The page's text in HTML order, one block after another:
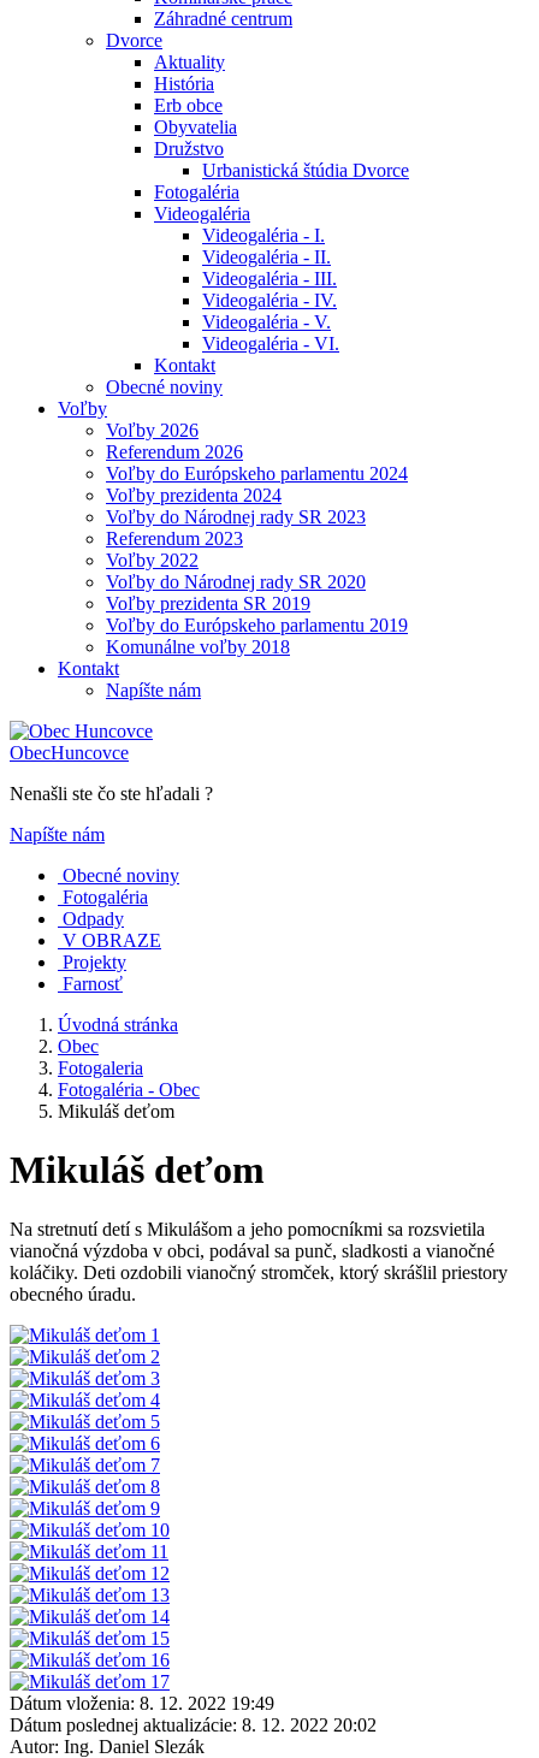
Záhradné centrum
Dvorce
Aktuality
História
Erb obce
Obyvatelia
Družstvo
Urbanistická štúdia Dvorce
Fotogaléria
Videogaléria
Videogaléria - I.
Videogaléria - II.
Videogaléria - III.
Videogaléria - IV.
Videogaléria - V.
Videogaléria - VI.
Kontakt
Obecné noviny
Voľby
Voľby 2026
Referendum 2026
Voľby do Európskeho parlamentu 2024
Voľby prezidenta 2024
Voľby do Národnej rady SR 2023
Referendum 2023
Voľby 2022
Voľby do Národnej rady SR 2020
Voľby prezidenta SR 2019
Voľby do Európskeho parlamentu 2019
Komunálne voľby 2018
Kontakt
Napíšte nám
ObecHuncovce
Nenašli ste čo ste hľadali ?
Napíšte nám
Obecné noviny
Fotogaléria
Odpady
V OBRAZE
Projekty
Farnosť
Úvodná stránka
Obec
Fotogaleria
Fotogaléria - Obec
Mikuláš deťom
Mikuláš deťom
Na stretnutí detí s Mikulášom a jeho pomocníkmi sa rozsvietila
vianočná výzdoba v obci, podával sa punč, sladkosti a vianočné
koláčiky. Deti ozdobili vianočný stromček, ktorý skrášlil priestory
obecného úradu.
Dátum vloženia: 8. 12. 2022 19:49
Dátum poslednej aktualizácie: 8. 12. 2022 20:02
Autor: Ing. Daniel Slezák